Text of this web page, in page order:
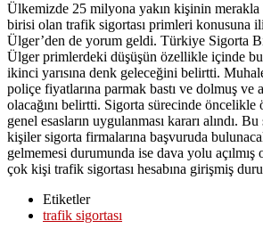
Ülkemizde 25 milyona yakın kişinin
birisi olan trafik sigortası primleri konusuna
Ülger’den de yorum geldi. Türkiye Sigorta
Ülger primlerdeki düşüşün özellikle içinde
ikinci yarısına denk geleceğini belirtti.
poliçe fiyatlarına parmak bastı ve dolmuş ve
olacağını belirtti. Sigorta sürecinde öncelikle
genel esasların uygulanması kararı alındı.
kişiler sigorta firmalarına başvuruda
gelmemesi durumunda ise dava yolu
çok kişi trafik sigortası hesabına girişmiş
Etiketler
trafik sigortası